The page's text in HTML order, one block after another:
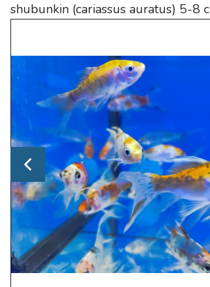
shubunkin (cariassus auratus) 5-8